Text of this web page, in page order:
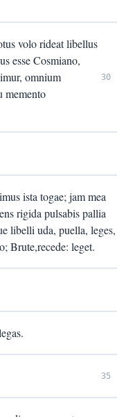
volo rideat libellus
esse Cosmiano,
omnium
memento
30
ista togae; jam mea
rigida pulsabis pallia
libelli uda, puella, leges,
Brute,recede: leget.
35